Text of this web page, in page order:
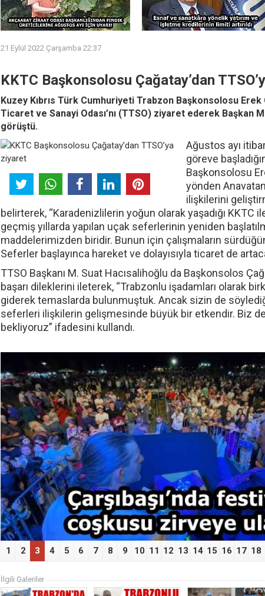
21 Eylül 2022 Çarşamba 22:37
KKTC Başkonsolosu Çağatay’dan
Kuzey Kıbrıs Türk Cumhuriyeti Trabzon Başkonsolosu
Ticaret ve Sanayi Odası’nı (TTSO) ziyaret ederek Başkan
görüştü.
Ağustos ayı
göreve
Başkonsolosu
yönden Anavatan
ilişkilerini
belirterek, “Karadenizlilerin yoğun olarak yaşadığı KKTC
geçmiş yıllarda yapılan uçak seferlerinin yeniden
maddelerimizden biridir. Bunun için çalışmaların
Seferler başlayınca hareket ve dolayısıyla ticaret de
TTSO Başkanı M. Suat Hacısalihoğlu da Başkonsolos
başarı dileklerini ileterek, “Trabzonlu işadamları olarak
giderek temaslarda bulunmuştuk. Ancak sizin de
seferleri ilişkilerin gelişmesinde büyük bir etkendir. Biz de
bekliyoruz” ifadesini kullandı.
1 2 3 4 5 6 7 8 9 10 11 12 13 14 15 16 17 18
İlgili Galeriler